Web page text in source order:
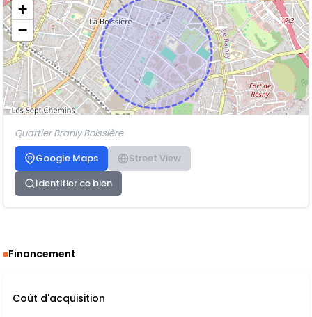
+
−
Quartier Branly Boissière
Google Maps
Street View
Identifier ce bien
Financement
Coût d'acquisition